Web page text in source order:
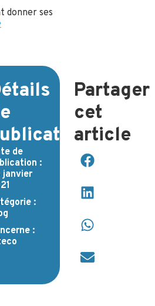
donner ses
de
:
janvier
:
:
Partager
cet
article